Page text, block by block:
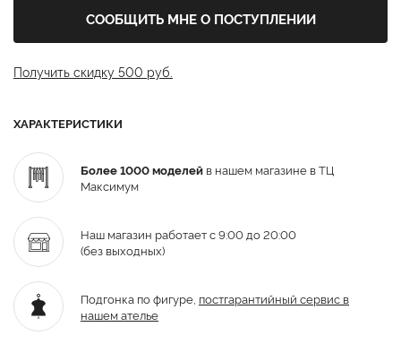
СООБЩИТЬ МНЕ О ПОСТУПЛЕНИИ
Получить скидку 500 руб.
ХАРАКТЕРИСТИКИ
Более 1000 моделей в нашем магазине в ТЦ
Максимум
Наш магазин работает с 9:00 до 20:00
(без выходных)
Подгонка по фигуре, постгарантийный сервис в
нашем ателье